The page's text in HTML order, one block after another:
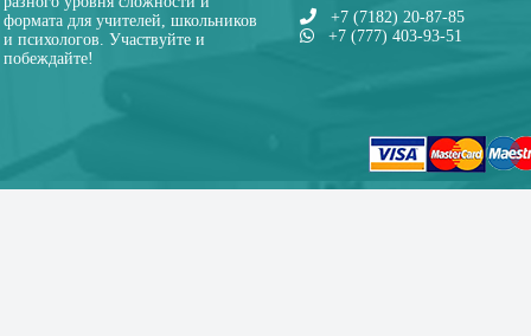
формата для учителей, школьников
и психологов. Участвуйте и
побеждайте!
+7 (7182) 20-87-85
+7 (777) 403-93-51